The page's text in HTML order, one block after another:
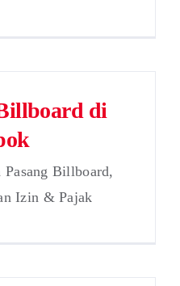
di
Pasang Billboard,
Izin & Pajak